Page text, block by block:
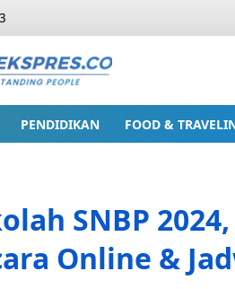
PENDIDIKAN FOOD &
SNBP
Online &